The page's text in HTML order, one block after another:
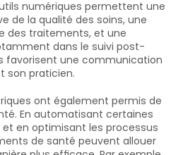
numériques permettent une
de la qualité des soins, une
des traitements, et une
dans le suivi post-
favorisent une communication
son praticien.
ont également permis de
En automatisant certaines
en optimisant les processus
de santé peuvent allouer